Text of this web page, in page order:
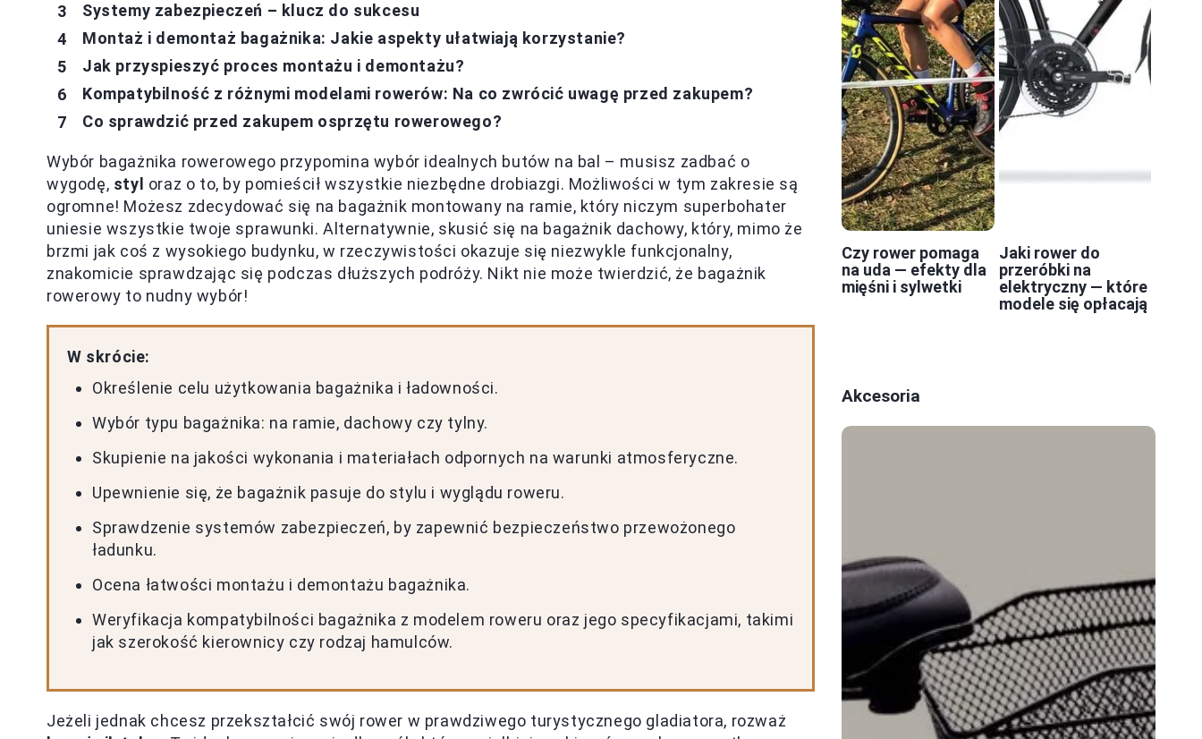
Systemy zabezpieczeń – klucz do sukcesu
Montaż i demontaż bagażnika: Jakie aspekty ułatwiają korzystanie?
Jak przyspieszyć proces montażu i demontażu?
Kompatybilność z różnymi modelami rowerów: Na co zwrócić uwagę przed zakupem?
Co sprawdzić przed zakupem osprzętu rowerowego?
Wybór bagażnika rowerowego przypomina wybór idealnych butów na bal – musisz zadbać o
wygodę, styl oraz o to, by pomieścił wszystkie niezbędne drobiazgi. Możliwości w tym zakresie są
ogromne! Możesz zdecydować się na bagażnik montowany na ramie, który niczym superbohater
uniesie wszystkie twoje sprawunki. Alternatywnie, skusić się na bagażnik dachowy, który, mimo że
brzmi jak coś z wysokiego budynku, w rzeczywistości okazuje się niezwykle funkcjonalny,
znakomicie sprawdzając się podczas dłuższych podróży. Nikt nie może twierdzić, że bagażnik
rowerowy to nudny wybór!
W skrócie:
Określenie celu użytkowania bagażnika i ładowności.
Wybór typu bagażnika: na ramie, dachowy czy tylny.
Skupienie na jakości wykonania i materiałach odpornych na warunki atmosferyczne.
Upewnienie się, że bagażnik pasuje do stylu i wyglądu roweru.
Sprawdzenie systemów zabezpieczeń, by zapewnić bezpieczeństwo przewożonego
ładunku.
Ocena łatwości montażu i demontażu bagażnika.
Weryfikacja kompatybilności bagażnika z modelem roweru oraz jego specyfikacjami, takimi
jak szerokość kierownicy czy rodzaj hamulców.
Jeżeli jednak chcesz przekształcić swój rower w prawdziwego turystycznego gladiatora, rozważ
Czy rower pomaga
na uda — efekty dla
mięśni i sylwetki
Jaki rower do
przeróbki na
elektryczny — które
modele się opłacają
Akcesoria